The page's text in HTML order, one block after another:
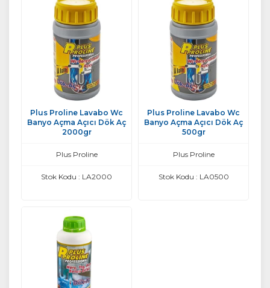
Plus Proline Lavabo Wc
Banyo Açma Açıcı Dök Aç
2000gr
Plus Proline
Stok Kodu : LA2000
Plus Proline Lavabo Wc
Banyo Açma Açıcı Dök Aç
500gr
Plus Proline
Stok Kodu : LA0500